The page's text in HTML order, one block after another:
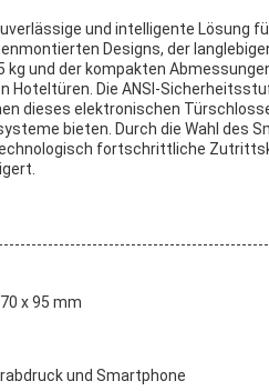
und intelligente Lösung
Designs, der
und der kompakten
Hoteltüren. Die ANSI-
dieses elektronischen
bieten. Durch die Wahl des
fortschrittliche
x 95 mm
und Smartphone